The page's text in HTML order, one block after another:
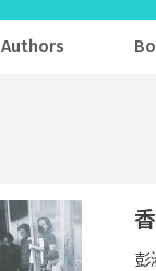
Authors
彭